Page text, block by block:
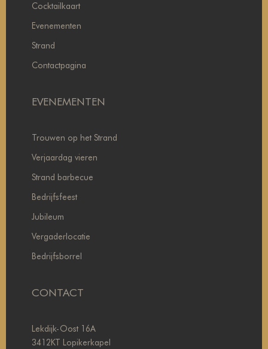
Cocktailkaart
Evenementen
Strand
Contactpagina
EVENEMENTEN
Trouwen op het Strand
Verjaardag vieren
Strand barbecue
Bedrijfsfeest
Jubileum
Vergaderlocatie
Bedrijfsborrel
CONTACT
Lekdijk-Oost 16A
3412KT Lopikerkapel